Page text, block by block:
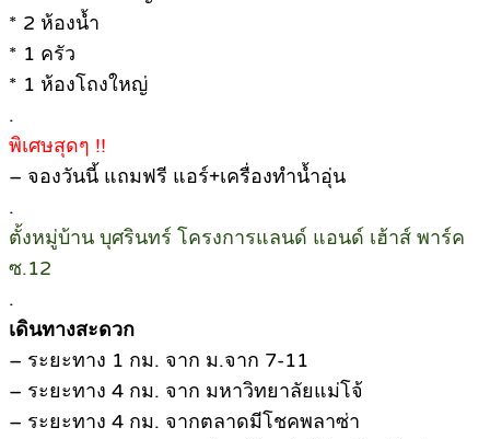
* 2 ห้องน้ำ
* 1 ครัว
* 1 ห้องโถงใหญ่
.
พิเศษสุดๆ !!
– จองวันนี้ แถมฟรี แอร์+เครื่องทำน้ำอุ่น
.
ตั้งหมู่บ้าน บุศรินทร์ โครงการแลนด์ แอนด์ เฮ้าส์ พาร์ค
ซ.12
.
เดินทางสะดวก
– ระยะทาง 1 กม. จาก ม.จาก 7-11
– ระยะทาง 4 กม. จาก มหาวิทยาลัยแม่โจ้
– ระยะทาง 4 กม. จากตลาดมีโชคพลาซ่า